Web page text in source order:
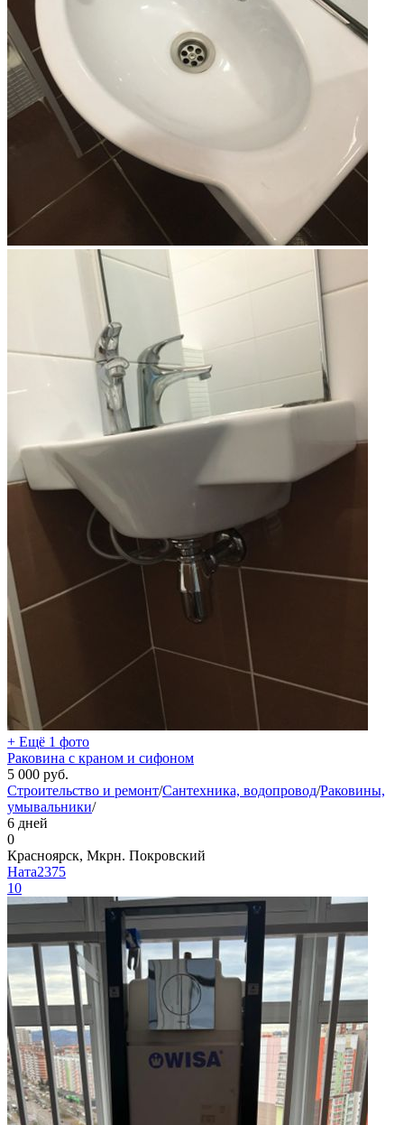
+ Ещё 1 фото
Раковина с краном и сифоном
5 000 руб.
Строительство и ремонт/Сантехника, водопровод/Раковины,
умывальники/
6 дней
0
Красноярск, Мкрн. Покровский
Ната2375
10